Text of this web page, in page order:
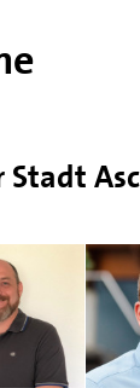
Stadt